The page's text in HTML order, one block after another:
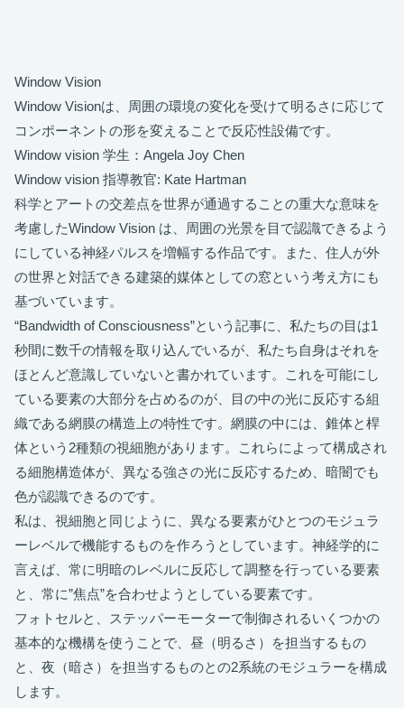
Window Vision
Window Visionは、周囲の環境の変化を受けて明るさに応じて
コンポーネントの形を変えることで反応性設備です。
Window vision 学生：Angela Joy Chen
Window vision 指導教官: Kate Hartman
科学とアートの交差点を世界が通過することの重大な意味を
考慮したWindow Vision は、周囲の光景を目で認識できるよう
にしている神経パルスを増幅する作品です。また、住人が外
の世界と対話できる建築的媒体としての窓という考え方にも
基づいています。
“Bandwidth of Consciousness”という記事に、私たちの目は1
秒間に数千の情報を取り込んでいるが、私たち自身はそれを
ほとんど意識していないと書かれています。これを可能にし
ている要素の大部分を占めるのが、目の中の光に反応する組
織である網膜の構造上の特性です。網膜の中には、錐体と桿
体という2種類の視細胞があります。これらによって構成され
る細胞構造体が、異なる強さの光に反応するため、暗闇でも
色が認識できるのです。
私は、視細胞と同じように、異なる要素がひとつのモジュラ
ーレベルで機能するものを作ろうとしています。神経学的に
言えば、常に明暗のレベルに反応して調整を行っている要素
と、常に”焦点”を合わせようとしている要素です。
フォトセルと、ステッパーモーターで制御されるいくつかの
基本的な機構を使うことで、昼（明るさ）を担当するもの
と、夜（暗さ）を担当するものとの2系統のモジュラーを構成
します。